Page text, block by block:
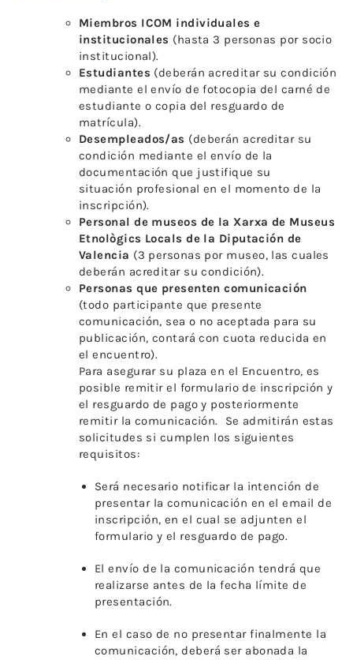
Miembros ICOM individuales e
institucionales (hasta 3 personas por socio
institucional).
Estudiantes (deberán acreditar su condición
mediante el envío de fotocopia del carné de
estudiante o copia del resguardo de
matrícula).
Desempleados/as (deberán acreditar su
condición mediante el envío de la
documentación que justifique su
situación profesional en el momento de la
inscripción).
Personal de museos de la Xarxa de Museus
Etnològics Locals de la Diputación de
Valencia (3 personas por museo, las cuales
deberán acreditar su condición).
Personas que presenten comunicación
(todo participante que presente
comunicación, sea o no aceptada para su
publicación, contará con cuota reducida en
el encuentro).
Para asegurar su plaza en el Encuentro, es
posible remitir el formulario de inscripción y
el resguardo de pago y posteriormente
remitir la comunicación. Se admitirán estas
solicitudes si cumplen los siguientes
requisitos:
Será necesario notificar la intención de
presentar la comunicación en el email de
inscripción, en el cual se adjunten el
formulario y el resguardo de pago.
El envío de la comunicación tendrá que
realizarse antes de la fecha límite de
presentación.
En el caso de no presentar finalmente la
comunicación, deberá ser abonada la